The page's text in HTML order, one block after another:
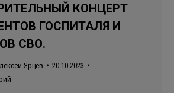
КОНЦЕРТ
ГОСПИТАЛЯ И
СВО.
Ярцев
20.10.2023